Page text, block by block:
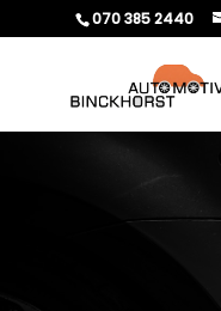
070 385 2440
OM JE